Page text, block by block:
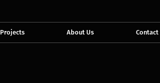
Projects About Us Contact